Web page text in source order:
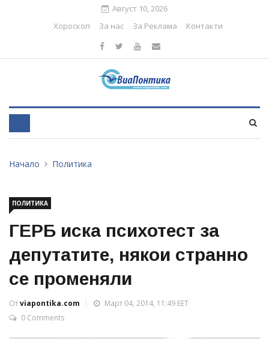
Август 10, 2026
Хороскоп
За нас За Реклама Контакти
Начало Политика
ПОЛИТИКА
ГЕРБ иска психотест за
депутатите, някои странно
се променяли
Отviapontika.com
Март 04, 2014, 11:49 EET
0 Comments